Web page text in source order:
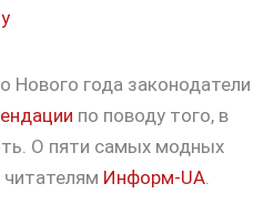
Нового года законодатели
по поводу того, в
О пяти самых модных
Информ-UA.